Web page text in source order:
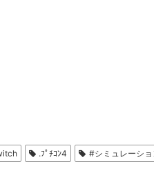
.ﾌﾟﾁｺﾝ4 #シミュレーショ